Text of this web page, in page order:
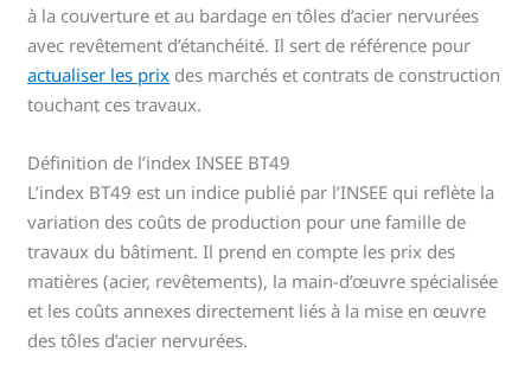
à la couverture et au bardage en tôles d’acier nervurées
avec revêtement d’étanchéité. Il sert de référence pour
actualiser les prix des marchés et contrats de construction
touchant ces travaux.
Définition de l’index INSEE BT49
L’index BT49 est un indice publié par l’INSEE qui reflète la
variation des coûts de production pour une famille de
travaux du bâtiment. Il prend en compte les prix des
matières (acier, revêtements), la main-d’œuvre spécialisée
et les coûts annexes directement liés à la mise en œuvre
des tôles d’acier nervurées.